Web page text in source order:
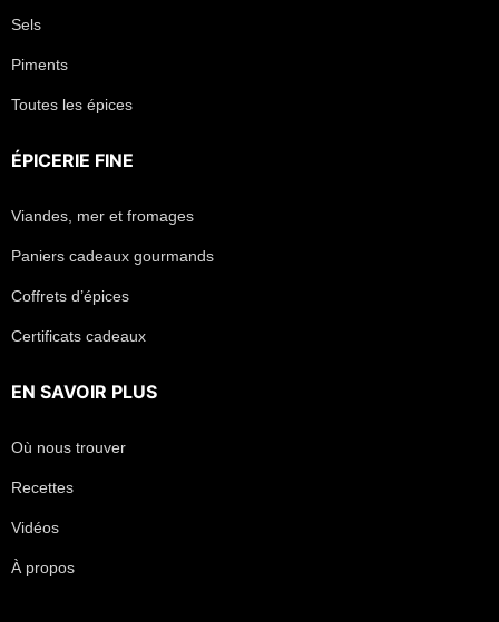
Sels
Piments
Toutes les épices
ÉPICERIE FINE
Viandes, mer et fromages
Paniers cadeaux gourmands
Coffrets d’épices
Certificats cadeaux
EN SAVOIR PLUS
Où nous trouver
Recettes
Vidéos
À propos